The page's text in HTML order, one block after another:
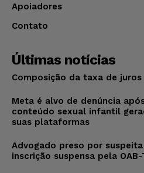
Apoiadores
Contato
Últimas notícias
Composição da taxa de juros
Meta é alvo de denúncia
conteúdo sexual infantil
suas plataformas
Advogado preso por
inscrição suspensa pela OAB-